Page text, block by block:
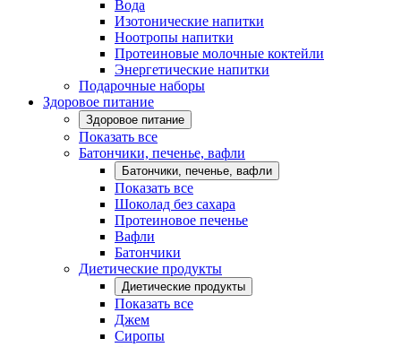
Вода
Изотонические напитки
Ноотропы напитки
Протеиновые молочные коктейли
Энергетические напитки
Подарочные наборы
Здоровое питание
Здоровое питание
Показать все
Батончики, печенье, вафли
Батончики, печенье, вафли
Показать все
Шоколад без сахара
Протеиновое печенье
Вафли
Батончики
Диетические продукты
Диетические продукты
Показать все
Джем
Сиропы